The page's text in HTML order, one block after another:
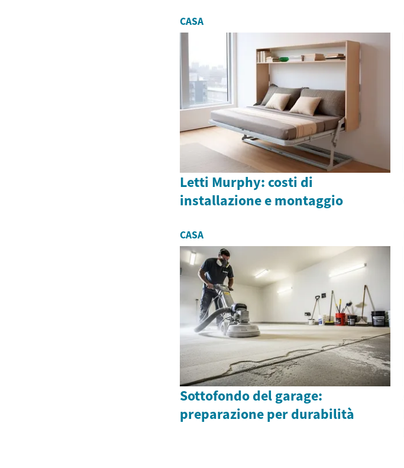
CASA
Letti Murphy: costi di
installazione e montaggio
CASA
Sottofondo del garage:
preparazione per durabilità